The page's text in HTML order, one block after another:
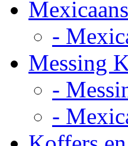
-
Messing
-
-